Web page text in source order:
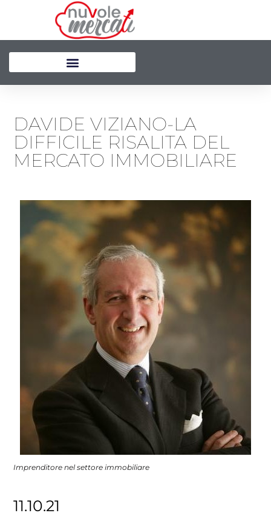
DAVIDE VIZIANO-LA
DIFFICILE RISALITA DEL
MERCATO IMMOBILIARE
Imprenditore nel settore immobiliare
11.10.21